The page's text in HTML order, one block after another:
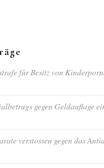
für Besitz von
gegen Geldauflage
verstossen gegen das